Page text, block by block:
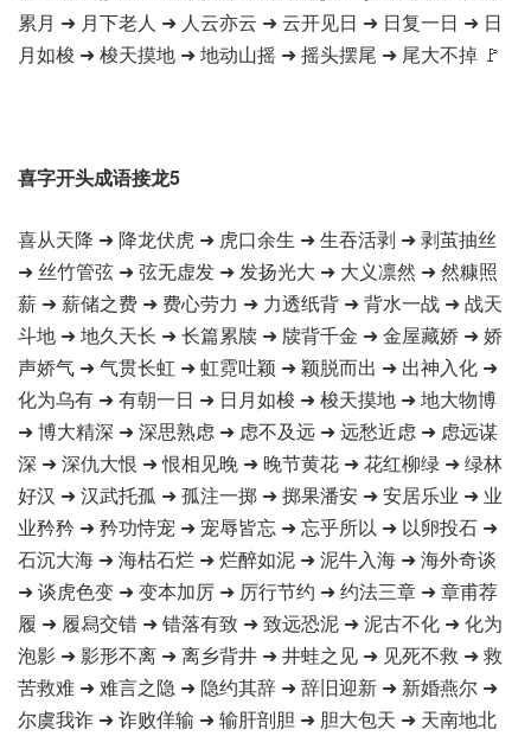
累月 ➜ 月下老人 ➜ 人云亦云 ➜ 云开见日 ➜ 日复一日 ➜ 日
月如梭 ➜ 梭天摸地 ➜ 地动山摇 ➜ 摇头摆尾 ➜ 尾大不掉 🚩
喜字开头成语接龙5
喜从天降 ➜ 降龙伏虎 ➜ 虎口余生 ➜ 生吞活剥 ➜ 剥茧抽丝
➜ 丝竹管弦 ➜ 弦无虚发 ➜ 发扬光大 ➜ 大义凛然 ➜ 然糠照
薪 ➜ 薪储之费 ➜ 费心劳力 ➜ 力透纸背 ➜ 背水一战 ➜ 战天
斗地 ➜ 地久天长 ➜ 长篇累牍 ➜ 牍背千金 ➜ 金屋藏娇 ➜ 娇
声娇气 ➜ 气贯长虹 ➜ 虹霓吐颖 ➜ 颖脱而出 ➜ 出神入化 ➜
化为乌有 ➜ 有朝一日 ➜ 日月如梭 ➜ 梭天摸地 ➜ 地大物博
➜ 博大精深 ➜ 深思熟虑 ➜ 虑不及远 ➜ 远愁近虑 ➜ 虑远谋
深 ➜ 深仇大恨 ➜ 恨相见晚 ➜ 晚节黄花 ➜ 花红柳绿 ➜ 绿林
好汉 ➜ 汉武托孤 ➜ 孤注一掷 ➜ 掷果潘安 ➜ 安居乐业 ➜ 业
业矜矜 ➜ 矜功恃宠 ➜ 宠辱皆忘 ➜ 忘乎所以 ➜ 以卵投石 ➜
石沉大海 ➜ 海枯石烂 ➜ 烂醉如泥 ➜ 泥牛入海 ➜ 海外奇谈
➜ 谈虎色变 ➜ 变本加厉 ➜ 厉行节约 ➜ 约法三章 ➜ 章甫荐
履 ➜ 履舄交错 ➜ 错落有致 ➜ 致远恐泥 ➜ 泥古不化 ➜ 化为
泡影 ➜ 影形不离 ➜ 离乡背井 ➜ 井蛙之见 ➜ 见死不救 ➜ 救
苦救难 ➜ 难言之隐 ➜ 隐约其辞 ➜ 辞旧迎新 ➜ 新婚燕尔 ➜
尔虞我诈 ➜ 诈败佯输 ➜ 输肝剖胆 ➜ 胆大包天 ➜ 天南地北